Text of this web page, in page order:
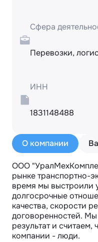
О компании
ООО
рынке транспортно-
время мы выстроили
долгосрочные
качества, скорости
договоренностей.
результат и
компании - люди.
Сфера
Перевозки,
ИНН
1831148488